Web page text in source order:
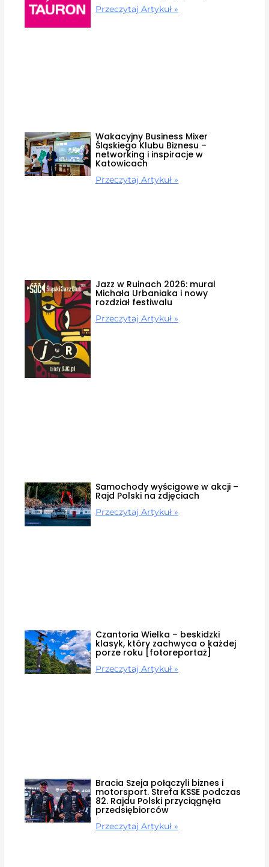
Przeczytaj Artykuł »
Wakacyjny Business Mixer
Śląskiego Klubu Biznesu –
networking i inspiracje w
Katowicach
Przeczytaj Artykuł »
Jazz w Ruinach 2026: mural
Michała Urbaniaka i nowy
rozdział festiwalu
Przeczytaj Artykuł »
Samochody wyścigowe w akcji –
Rajd Polski na zdjęciach
Przeczytaj Artykuł »
Czantoria Wielka – beskidzki
klasyk, który zachwyca o każdej
porze roku [fotoreportaż]
Przeczytaj Artykuł »
Bracia Szeja połączyli biznes i
motorsport. Strefa KSSE podczas
82. Rajdu Polski przyciągnęła
przedsiębiorców
Przeczytaj Artykuł »